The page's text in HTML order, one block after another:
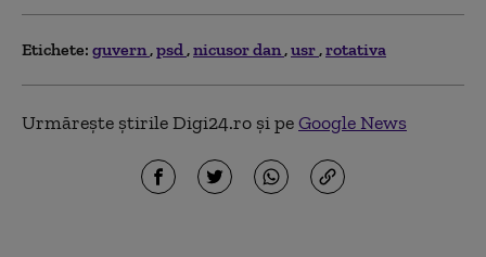
Etichete: guvern psd nicusor dan usr rotativa
Urmărește știrile Digi24.ro și peGoogle News